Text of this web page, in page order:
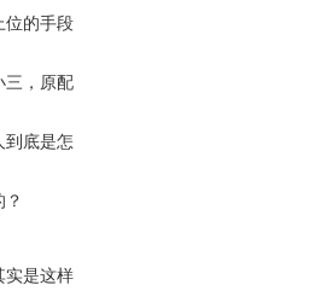
位的手段
三，原配
到底是怎
实是这样